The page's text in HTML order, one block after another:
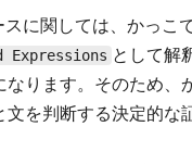
に関しては、かっこ
Expressions として解
なります。そのため、
文を判断する決定的な